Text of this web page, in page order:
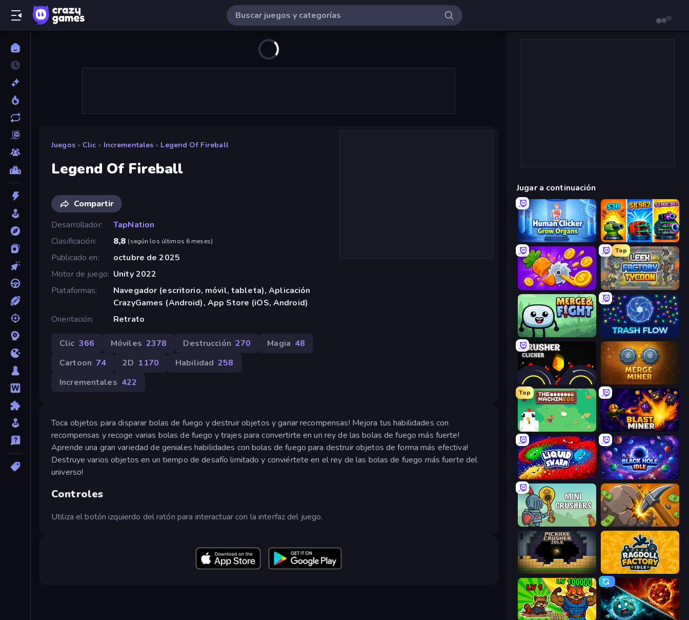
Juegos » Clic » Incrementales » Legend Of Fireball
Legend Of Fireball
Compartir
Desarrollador
TapNation
Clasificación
8,8 (según los últimos 6 meses)
Publicado en
octubre de 2025
Motor de juego Unity 2022
Plataformas
Navegador (escritorio, móvil, tableta), Aplicación
CrazyGames (Android), App Store (iOS, Android)
Orientación
Retrato
Clic 366 Móviles 2378 Destrucción 270 Magia 48
Cartoon 74 2D 1170 Habilidad 258
Incrementales 422
Toca objetos para disparar bolas de fuego y destruir objetos y ganar recompensas! Mejora tus habilidades con
recompensas y recoge varias bolas de fuego y trajes para convertirte en un rey de las bolas de fuego más fuerte!
Aprende una gran variedad de geniales habilidades con bolas de fuego para destruir objetos de forma más efectiva!
Destruye varios objetos en un tiempo de desafío limitado y conviértete en el rey de las bolas de fuego más fuerte del
universo!
Controles
Utiliza el botón izquierdo del ratón para interactuar con la interfaz del juego.
Jugar a continuación
Human Clicker: Grow Organs Pumpkin Defense: Merge Cannon
Farm Ring Idle
Top
Leek Factory Tycoon
Merge & Fight Trash Flow
Crusher Clicker Merge Miner
Top
The MachinEGG Blast Miner
Liquid Swarm Black Hole Idle
Mini Crushers Mine Clicker
Pickaxe Crusher Idle Ragdoll Factory Idle
Raccoon Legend PlanetCrush 2